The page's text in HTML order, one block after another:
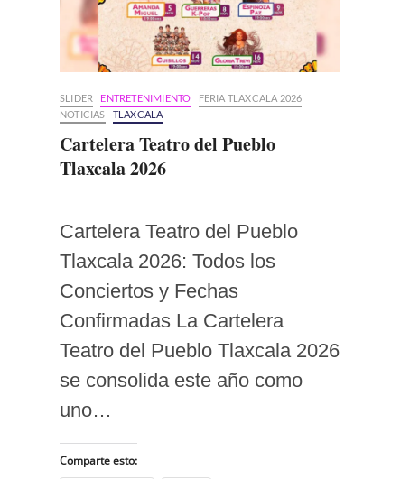
SLIDER ENTRETENIMIENTO
FERIA TLAXCALA 2026
NOTICIAS
TLAXCALA
Cartelera Teatro del Pueblo
Tlaxcala 2026
Cartelera Teatro del Pueblo
Tlaxcala 2026: Todos los
Conciertos y Fechas
Confirmadas La Cartelera
Teatro del Pueblo Tlaxcala 2026
se consolida este año como
uno…
Comparte esto: